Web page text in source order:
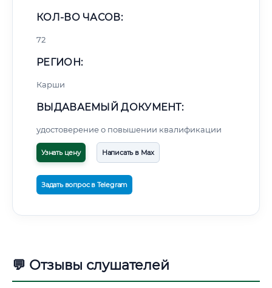
КОЛ-ВО ЧАСОВ:
72
РЕГИОН:
Карши
ВЫДАВАЕМЫЙ ДОКУМЕНТ:
удостоверение о повышении квалификации
Узнать цену Написать в Max
Задать вопрос в Telegram
💬 Отзывы слушателей